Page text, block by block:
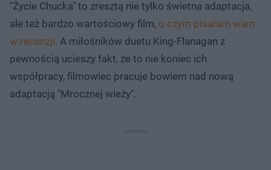
"Życie Chucka" to zresztą nie tylko świetna adaptacja,
ale też bardzo wartościowy film, o czym pisałam wam
w recenzji. A miłośników duetu King-Flanagan z
pewnością ucieszy fakt, że to nie koniec ich
współpracy, filmowiec pracuje bowiem nad nową
adaptacją "Mrocznej wieży".